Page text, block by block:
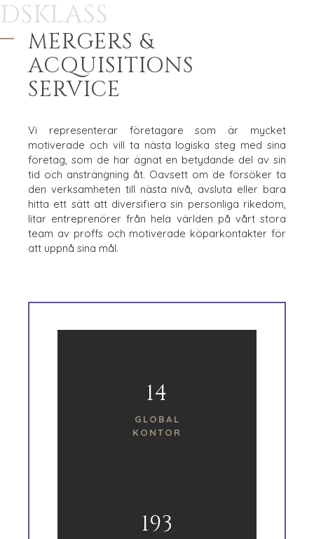
MERGERS &
ACQUISITIONS
SERVICE
Vi representerar företagare som är mycket
motiverade och vill ta nästa logiska steg med sina
företag, som de har ägnat en betydande del av sin
tid och ansträngning åt. Oavsett om de försöker ta
den verksamheten till nästa nivå, avsluta eller bara
hitta ett sätt att diversifiera sin personliga rikedom,
litar entreprenörer från hela världen på vårt stora
team av proffs och motiverade köparkontakter för
att uppnå sina mål.
14
GLOBAL
KONTOR
193